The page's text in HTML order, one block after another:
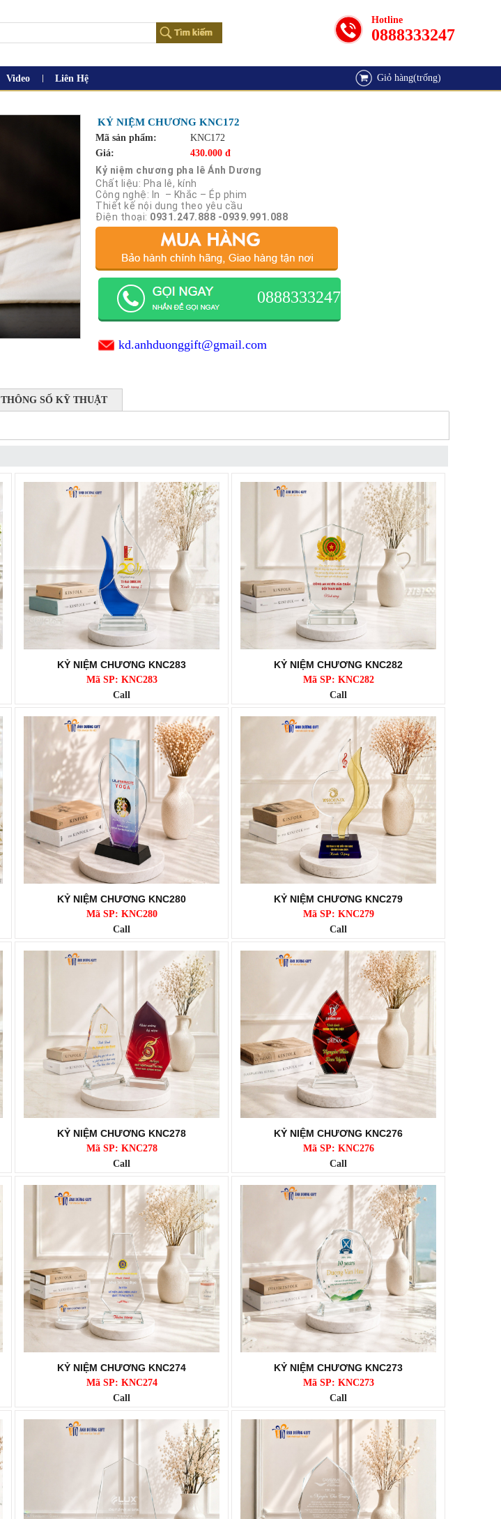
Hotline
0888333247
Video Liên Hệ Giỏ hàng(trống)
KỶ NIỆM CHƯƠNG KNC172
Mã sản phẩm:
KNC172
Giá:
430.000 đ
Kỷ niệm chương pha lê Ánh Dương
Chất liệu: Pha lê, kính
Công nghệ: In – Khắc – Ép phim
Thiết kế nội dung theo yêu cầu
Điện thoại: 0931.247.888 -0939.991.088
0888333247
kd.anhduonggift@gmail.com
THÔNG SỐ KỸ THUẬT
KỶ NIỆM CHƯƠNG KNC283
Mã SP: KNC283
Call
KỶ NIỆM CHƯƠNG KNC282
Mã SP: KNC282
Call
KỶ NIỆM CHƯƠNG KNC280
Mã SP: KNC280
Call
KỶ NIỆM CHƯƠNG KNC279
Mã SP: KNC279
Call
KỶ NIỆM CHƯƠNG KNC278
Mã SP: KNC278
Call
KỶ NIỆM CHƯƠNG KNC276
Mã SP: KNC276
Call
KỶ NIỆM CHƯƠNG KNC274
Mã SP: KNC274
Call
KỶ NIỆM CHƯƠNG KNC273
Mã SP: KNC273
Call